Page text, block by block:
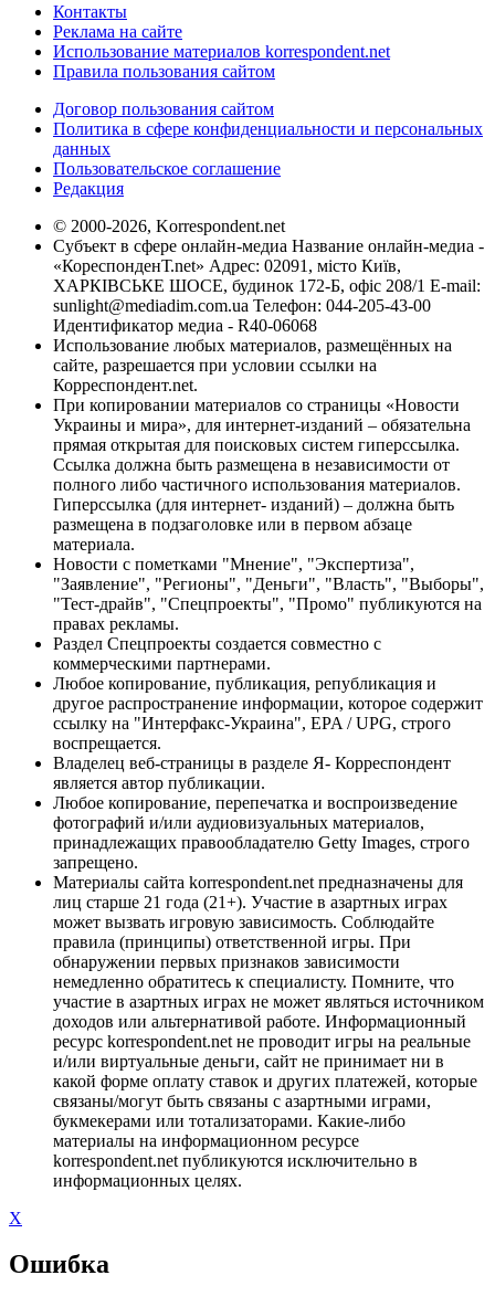
Контакты
Реклама на сайте
Использование материалов korrespondent.net
Правила пользования сайтом
Договор пользования сайтом
Политика в сфере конфиденциальности и персональных
данных
Пользовательское соглашение
Редакция
© 2000-2026, Korrespondent.net
Субъект в сфере онлайн-медиа Название онлайн-медиа -
«КореспонденТ.net» Адрес: 02091, місто Київ,
ХАРКІВСЬКЕ ШОСЕ, будинок 172-Б, офіс 208/1 E-mail:
sunlight@mediadim.com.ua Телефон: 044-205-43-00
Идентификатор медиа - R40-06068
Использование любых материалов, размещённых на
сайте, разрешается при условии ссылки на
Корреспондент.net.
При копировании материалов со страницы «Новости
Украины и мира», для интернет-изданий – обязательна
прямая открытая для поисковых систем гиперссылка.
Ссылка должна быть размещена в независимости от
полного либо частичного использования материалов.
Гиперссылка (для интернет- изданий) – должна быть
размещена в подзаголовке или в первом абзаце
материала.
Новости с пометками "Мнение", "Экспертиза",
"Заявление", "Регионы", "Деньги", "Власть", "Выборы",
"Тест-драйв", "Спецпроекты", "Промо" публикуются на
правах рекламы.
Раздел Спецпроекты создается совместно с
коммерческими партнерами.
Любое копирование, публикация, републикация и
другое распространение информации, которое содержит
ссылку на "Интерфакс-Украина", EPA / UPG, строго
воспрещается.
Владелец веб-страницы в разделе Я- Корреспондент
является автор публикации.
Любое копирование, перепечатка и воспроизведение
фотографий и/или аудиовизуальных материалов,
принадлежащих правообладателю Getty Images, строго
запрещено.
Материалы сайта korrespondent.net предназначены для
лиц старше 21 года (21+). Участие в азартных играх
может вызвать игровую зависимость. Соблюдайте
правила (принципы) ответственной игры. При
обнаружении первых признаков зависимости
немедленно обратитесь к специалисту. Помните, что
участие в азартных играх не может являться источником
доходов или альтернативой работе. Информационный
ресурс korrespondent.net не проводит игры на реальные
и/или виртуальные деньги, сайт не принимает ни в
какой форме оплату ставок и других платежей, которые
связаны/могут быть связаны с азартными играми,
букмекерами или тотализаторами. Какие-либо
материалы на информационном ресурсе
korrespondent.net публикуются исключительно в
информационных целях.
X
Ошибка